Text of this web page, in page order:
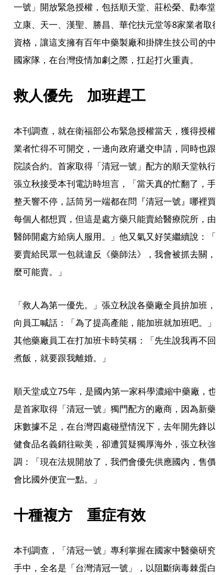
一號」開放緊急授權，包括順天堂、莊松榮、勸奉堂
立康、天一、漢聖、勝昌、華佗扶元堂等8家業者取
資格，讓這支擁有百年中藥製廠和掛牌生技公司的中
國家隊，在台灣疫情加劇之際，扛起打火重責。
救人優先　加班趕工
本刊調查，就在衛福部公布緊急授權當天，獲得授權
業者忙得不可開交，一邊向政府遞交申請，同時也跟
院談合約。首家取得「清冠一號」配方的順天堂執行
張立秋接受本刊電訪時坦言，「當天真的忙翻了，手
整天響不停，話筒另一端都在問『清冠一號』哪裡買
每個人都想買，但這是處方藥只能賣給醫療院所，由
醫師開處方給病人服用。」他又氣又好笑繼續說：「
要賣給民眾一包就違反《藥師法》，我會被抓去關，
麼可能賣。」
「救人為第一優先。」張立秋說各藥廠全員拚加班，
向員工喊話：「為了提高產能，能加班就加班吧。」
其他藥廠員工在打加班卡時笑稱：「先生說我再不回
煮飯，就要跟我離婚。」
順天堂成立75年，是國內第一家科學濃縮中藥廠，也
是首家取得「清冠一號」獨門配方的廠商，因為新藥
床數據不足，在台灣四處碰壁情況下，去年開先鋒以
健食品名義銷往歐美，卻遭質疑獨厚海外，張立秋強
調：「現在法規開放了，我們會優先供應國內，售價
會比國外便宜一點。」
十種複方　重症有效
本刊調查，「清冠一號」專利掌握在國家中醫藥研究
手中，全名是「台灣清冠一號」，以阻斷病毒棘蛋白